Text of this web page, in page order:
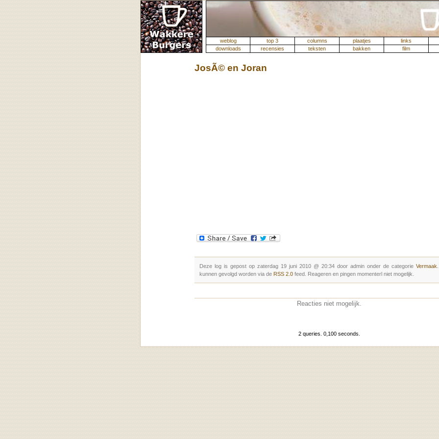
weblog top 3 columns plaatjes links
downloads
recensies teksten bakken film
JosÃ© en Joran
Deze log is gepost op zaterdag 19 juni 2010 @ 20:34 door admin onder de categorie Vermaak
kunnen gevolgd worden via de RSS 2.0 feed. Reageren en pingen momenterl niet mogelijk.
Reacties niet mogelijk.
2 queries. 0,100 seconds.